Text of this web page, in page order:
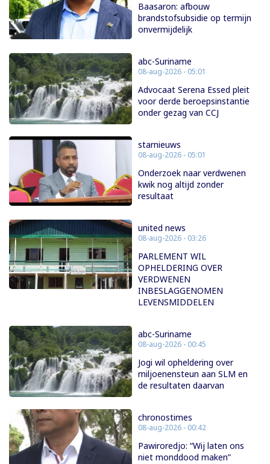
Baasaron: afbouw
brandstofsubsidie op termijn
onvermijdelijk
abc-Suriname
08-aug-2026 - 05:01
Advocaat Serena Essed pleit
voor derde beroepsinstantie
onder gezag van CCJ
starnieuws
08-aug-2026 - 05:01
Onderzoek naar verdwenen
kwik nog altijd zonder
resultaat
united news
08-aug-2026 - 03:26
PARLEMENT WIL
OPHELDERING OVER
VERDWENEN
INBESLAGGENOMEN
LEVENSMIDDELEN
abc-Suriname
08-aug-2026 - 00:45
Jogi wil opheldering over
miljoenensteun aan SLM en
de resultaten daarvan
chronostimes
08-aug-2026 - 00:42
Pawiroredjo: “Wij laten ons
niet monddood maken”